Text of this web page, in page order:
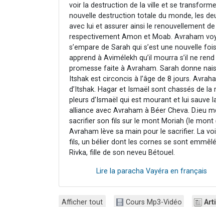
voir la destruction de la ville et se
nouvelle destruction totale du monde, les
avec lui et assurer ainsi le renouvellement
respectivement Amon et Moab. Avraham
s’empare de Sarah qui s’est une nouvelle
apprend à Avimélekh qu’il mourra s’il ne
promesse faite à Avraham. Sarah donne
Itshak est circoncis à l’âge de 8 jours.
d’Itshak. Hagar et Ismaël sont chassés de
pleurs d’Ismaël qui est mourant et lui
alliance avec Avraham à Béer Cheva. D.ieu
sacrifier son fils sur le mont Moriah (le mont
Avraham lève sa main pour le sacrifier. La
fils, un bélier dont les cornes se sont
Rivka, fille de son neveu Bétouel.
Lire la paracha Vayéra en français
Afficher tout Cours Mp3-Vidéo